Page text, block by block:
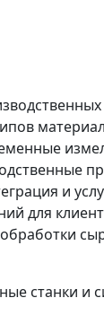
и
для
станки